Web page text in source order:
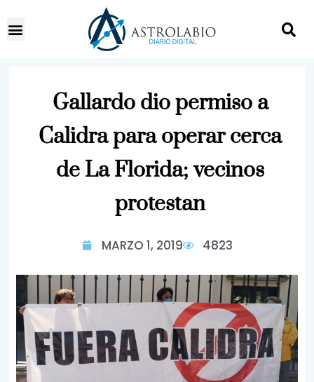
Gallardo dio permiso a
Calidra para operar cerca
de La Florida; vecinos
protestan
MARZO 1, 2019 4823